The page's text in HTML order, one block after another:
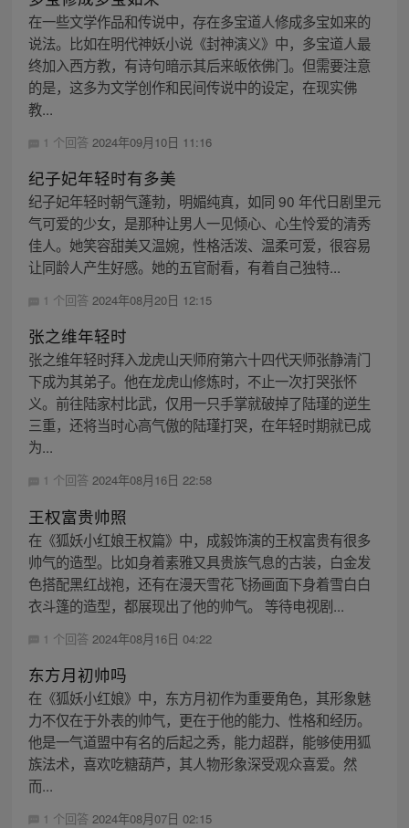
在一些文学作品和传说中，存在多宝道人修成多宝如来的
说法。比如在明代神妖小说《封神演义》中，多宝道人最
终加入西方教，有诗句暗示其后来皈依佛门。但需要注意
的是，这多为文学创作和民间传说中的设定，在现实佛
教...
1 个回答 2024年09月10日 11:16
纪子妃年轻时有多美
纪子妃年轻时朝气蓬勃，明媚纯真，如同 90 年代日剧里元
气可爱的少女，是那种让男人一见倾心、心生怜爱的清秀
佳人。她笑容甜美又温婉，性格活泼、温柔可爱，很容易
让同龄人产生好感。她的五官耐看，有着自己独特...
1 个回答 2024年08月20日 12:15
张之维年轻时
张之维年轻时拜入龙虎山天师府第六十四代天师张静清门
下成为其弟子。他在龙虎山修炼时，不止一次打哭张怀
义。前往陆家村比武，仅用一只手掌就破掉了陆瑾的逆生
三重，还将当时心高气傲的陆瑾打哭，在年轻时期就已成
为...
1 个回答 2024年08月16日 22:58
王权富贵帅照
在《狐妖小红娘王权篇》中，成毅饰演的王权富贵有很多
帅气的造型。比如身着素雅又具贵族气息的古装，白金发
色搭配黑红战袍，还有在漫天雪花飞扬画面下身着雪白白
衣斗篷的造型，都展现出了他的帅气。 等待电视剧...
1 个回答 2024年08月16日 04:22
东方月初帅吗
在《狐妖小红娘》中，东方月初作为重要角色，其形象魅
力不仅在于外表的帅气，更在于他的能力、性格和经历。
他是一气道盟中有名的后起之秀，能力超群，能够使用狐
族法术，喜欢吃糖葫芦，其人物形象深受观众喜爱。然
而...
1 个回答 2024年08月07日 02:15